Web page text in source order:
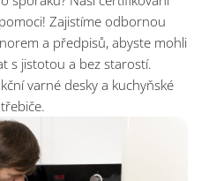
Zajistíme odbornou
a předpisů, abyste mohli
s jistotou a bez starostí.
varné desky a kuchyňské